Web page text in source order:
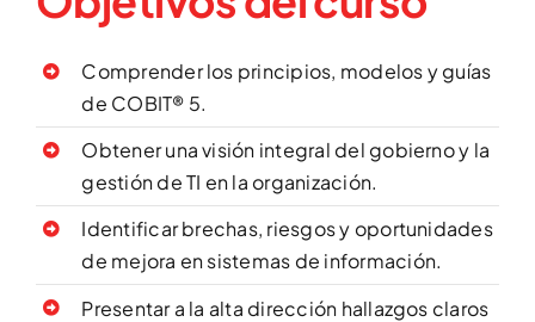
Comprender los principios, modelos y guías
de COBIT® 5.
Obtener una visión integral del gobierno y la
gestión de TI en la organización.
Identificar brechas, riesgos y oportunidades
de mejora en sistemas de información.
Presentar a la alta dirección hallazgos claros